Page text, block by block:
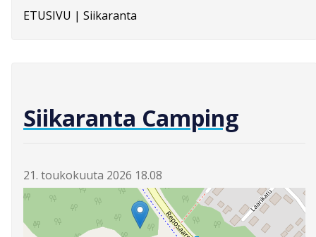
ETUSIVU | Siikaranta
Siikaranta Camping
21. toukokuuta 2026 18.08